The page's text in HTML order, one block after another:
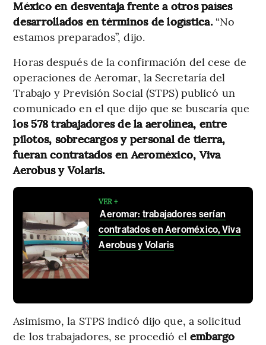
México en desventaja frente a otros países
desarrollados en términos de logística.“No
estamos preparados”, dijo.
Horas después de la confirmación del cese de
operaciones de Aeromar, la Secretaría del
Trabajo y Previsión Social (STPS) publicó un
comunicado en el que dijo que se buscaría que
los 578 trabajadores de la aerolínea, entre
pilotos, sobrecargos y personal de tierra,
fueran contratados en Aeroméxico, Viva
Aerobus y Volaris.
VER +
Aeromar: trabajadores serían
contratados en Aeroméxico, Viva
Aerobus y Volaris
Asimismo, la STPS indicó dijo que, a solicitud
de los trabajadores, se procedió el embargo